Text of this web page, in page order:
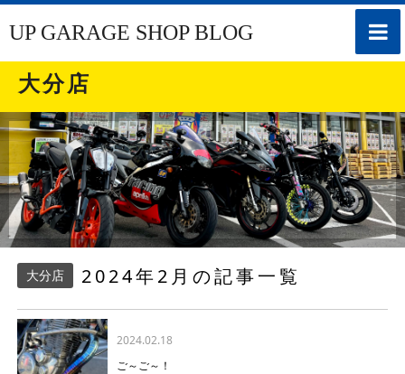
toggle
UP GARAGE SHOP BLOG
大分店
大分店 2024年2月の記事一覧
2024.02.18
ご～ご～！